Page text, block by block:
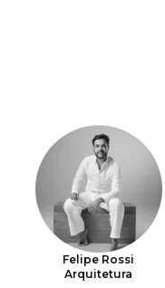
Felipe Rossi
Arquitetura